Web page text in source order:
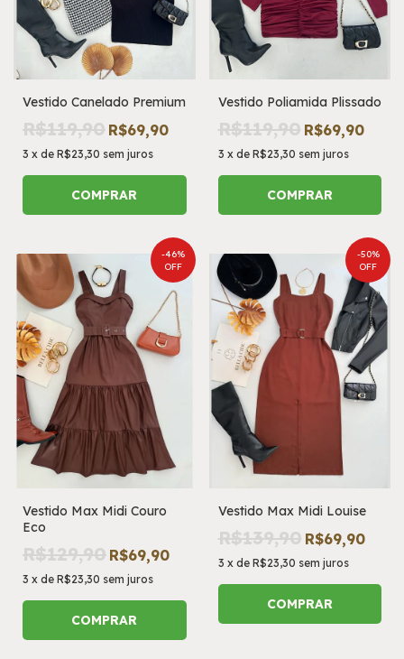
Vestido Canelado Premium
R$119,90 R$69,90
3 x de R$23,30 sem juros
COMPRAR
Vestido Poliamida Plissado
R$119,90 R$69,90
3 x de R$23,30 sem juros
COMPRAR
-46%
OFF
Vestido Max Midi Couro
Eco
R$129,90 R$69,90
3 x de R$23,30 sem juros
COMPRAR
-50%
OFF
Vestido Max Midi Louise
R$139,90 R$69,90
3 x de R$23,30 sem juros
COMPRAR